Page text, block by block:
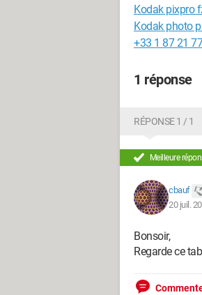
Kodak pixpro
Kodak photo
+33 1 87 21
1 réponse
RÉPONSE 1 / 1
Meilleure
cbauf
20 juil.
Bonsoir,
Regarde ce